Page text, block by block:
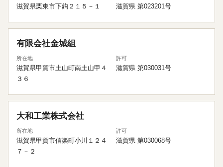
滋賀県栗東市下鈎２１５－１ 滋賀県 第023201号
有限会社金城組
所在地
滋賀県甲賀市土山町南土山甲４
３６
許可
滋賀県 第030031号
大和工業株式会社
所在地
滋賀県甲賀市信楽町小川１２４
７－２
許可
滋賀県 第030068号